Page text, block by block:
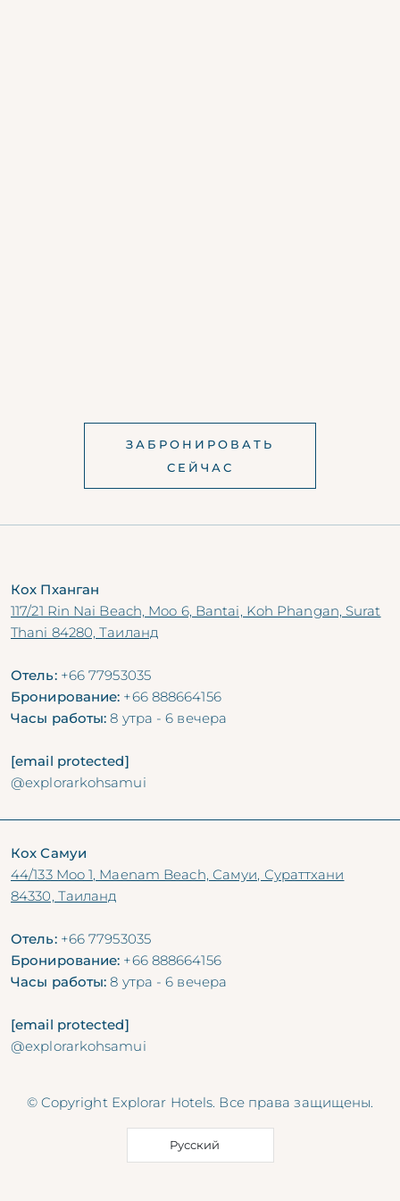
ЗАБРОНИРОВАТЬ
СЕЙЧАС
Кох Пханган
117/21 Rin Nai Beach, Moo 6, Bantai, Koh Phangan, Surat
Thani 84280, Таиланд
Отель: +66 77953035
Бронирование: +66 888664156
Часы работы: 8 утра - 6 вечера
[email protected]
@explorarkohsamui
Кох Самуи
44/133 Moo 1, Maenam Beach, Самуи, Сураттхани
84330, Таиланд
Отель: +66 77953035
Бронирование: +66 888664156
Часы работы: 8 утра - 6 вечера
[email protected]
@explorarkohsamui
© Copyright Explorar Hotels. Все права защищены.
Русский